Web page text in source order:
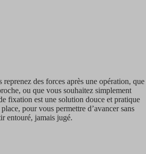
des forces après une opération, que
ou que vous souhaitez simplement
fixation est une solution douce et pratique
pour vous permettre d’avancer sans
entouré, jamais jugé.